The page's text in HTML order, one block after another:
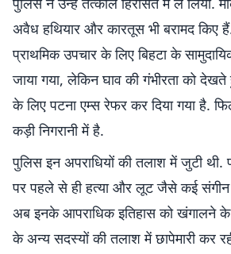
अवैध हथियार और कारतूस भी बरामद किए
प्राथमिक उपचार के लिए बिहटा के
जाया गया, लेकिन घाव की गंभीरता को
के लिए पटना एम्स रेफर कर दिया गया है.
कड़ी निगरानी में है.
पुलिस इन अपराधियों की तलाश में जुटी थी.
पर पहले से ही हत्या और लूट जैसे कई संगीन
अब इनके आपराधिक इतिहास को खंगालने
के अन्य सदस्यों की तलाश में छापेमारी कर